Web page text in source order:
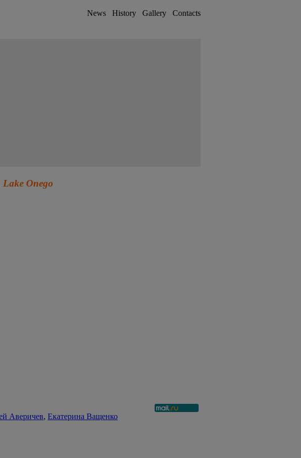
News History Gallery Contacts
Lake Onego
Аверичев, Екатерина Ващенко